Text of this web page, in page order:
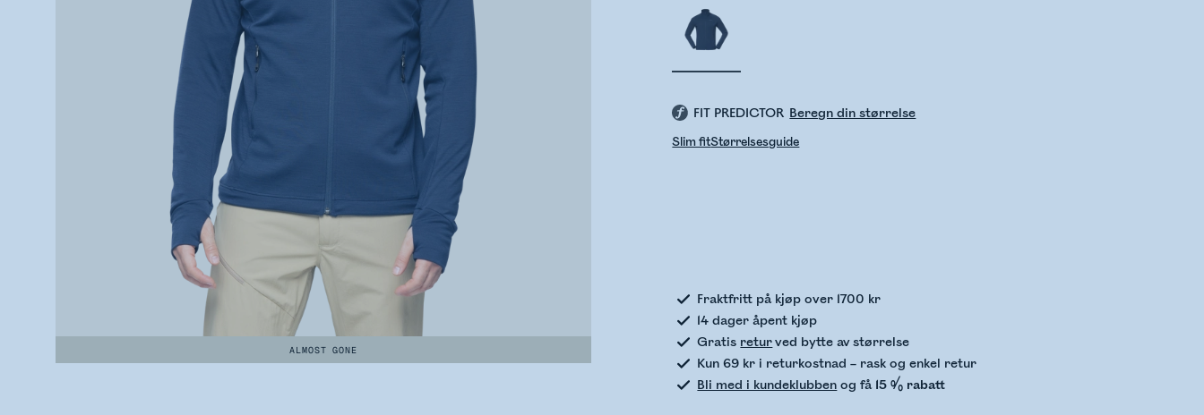
ALMOST GONE
FIT PREDICTOR Beregn din størrelse
Slim fitStørrelsesguide
Fraktfritt på kjøp over 1700 kr
14 dager åpent kjøp
Gratis returved bytte av størrelse
Kun 69 kr i returkostnad – rask og enkel retur
Bli med i kundeklubben og få 15 % rabatt